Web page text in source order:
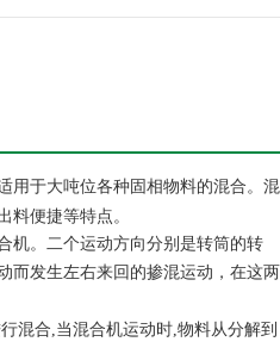
用于大吨位各种固相物料的混合。混
便捷等特点。
机。二个运动方向分别是转筒的转
而发生左右来回的掺混运动，在这两
混合,当混合机运动时,物料从分解到